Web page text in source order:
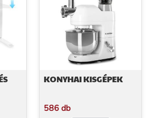
KONYHAI KISGÉPEK
586 db